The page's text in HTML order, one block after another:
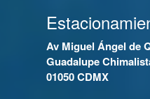
Av Miguel Ángel de
Guadalupe
01050 CDMX